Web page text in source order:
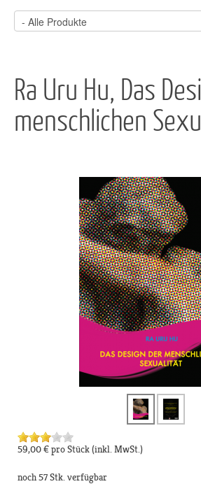
Ra Uru Hu, Das
menschlichen
59,00 €pro Stück(inkl. MwSt.)
noch 57 Stk. verfügbar